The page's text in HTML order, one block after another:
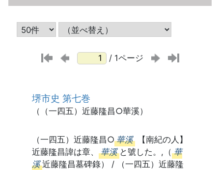
/ 1ページ
堺市史 第七巻
（（一四五）近藤隆昌○華溪）
（一四五）近藤隆昌○ 華溪
【南紀の人】
近藤隆昌諱は章、 華溪 と號した。,（ 華
溪 近藤隆昌墓碑錄） / （一四五）近藤隆